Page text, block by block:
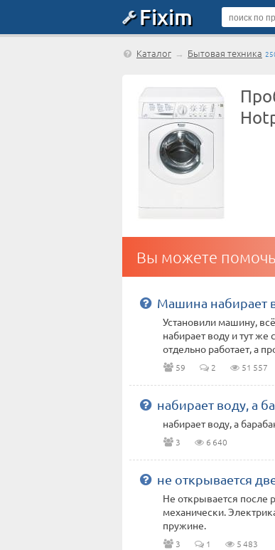
Fixim
Каталог → Бытовая техника
Вы можете
Машина набирает
Установили машину,
набирает воду и тут же
отдельно работает, а
59 2 51 557
набирает воду, а
набирает воду, а
3 6 640
не открывается
Не открывается после
механически.
пружине.
3 1 5 483